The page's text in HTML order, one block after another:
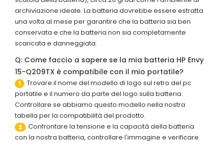
archiviazione ideale. La batteria dovrebbe essere estratta
una volta al mese per garantire che la batteria sia ben
conservata e che la batteria non sia completamente
scaricata e danneggiata.
Q: Come faccio a sapere se la mia batteria HP Envy
15-Q209TX è compatibile con il mio portatile?
1
Trovare il nome del modello di logo sul retro del pc
portatile e il numero da parte del logo sulla batteria.
Controllare se abbiamo questo modello nella nostra
tabella per la compatibilità del prodotto.
2
Confrontare la tensione e la capacità della batteria
con la nostra batteria, controllare l'immagine e verificare